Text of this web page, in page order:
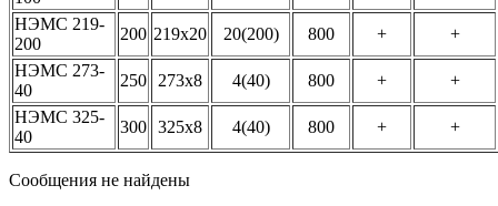
НЭМС 219-
200
200 219х20 20(200) 800 +
+
НЭМС 273-
40
250 273х8 4(40) 800 +
+
НЭМС 325-
40
300 325х8 4(40) 800 + +
Сообщения не найдены